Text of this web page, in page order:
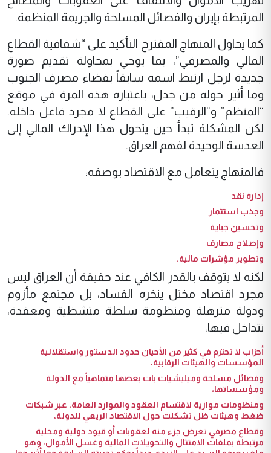
المرتبطة بإيران والفصائل المسلحة والجريمة المنظمة.
كما يحاول المنهاج المقترح التأكيد على “شفافية القطاع
المالي والمصرفي”، بما يوحي بمحاولة تقديم صورة
جديدة لرجل ارتبط اسمه سابقاً بفضاء مصرف الجنوب
وما أثير حوله من جدل، باعتباره هذه المرة في موقع
“المنظم” و”الرقيب” على القطاع لا مجرد فاعل داخله.
لكن المشكلة تبدأ حين يتحول هذا الإدراك المالي إلى
العدسة الوحيدة لفهم العراق.
فالمنهاج يتعامل مع الاقتصاد بوصفه:
إدارة نقد
وجذب استثمار
وتحسين جباية
وإصلاح مصارف
وتطوير مؤشرات مالية.
لكنه لا يتوقف بالقدر الكافي عند حقيقة أن العراق ليس
مجرد اقتصاد مختل ينخره الفساد، بل مجتمع مأزوم
ودولة مترهلة ومنظومة سلطة متشظية ومعقدة،
تتداخل فيها:
أحزاب لا تحترم في كثير من الأحيان حدود الدستور واستقلالية
المؤسسات والهيئات الرقابية،
وفصائل مسلحة وميليشيات بات بعضها متماهياً مع الدولة
ومؤسساتها،
ومنظومات موازية لاقتسام العقود والموارد العامة، عبر شبكات
ضغط وهيئات ظل تشكلت حول الاقتصاد الريعي للدولة،
وقطاع مصرفي تعرض جزء منه لعقوبات أو قيود دولية ومحلية
مرتبطة بملفات الامتثال والتحويلات المالية وغسل الأموال، وهو